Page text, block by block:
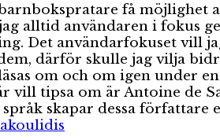
få möjlighet
alltid användaren i fokus
Det användarfokuset vill
därför skulle jag vilja
om och om igen under
vill tipsa om är Antoine de
skapar dessa författare